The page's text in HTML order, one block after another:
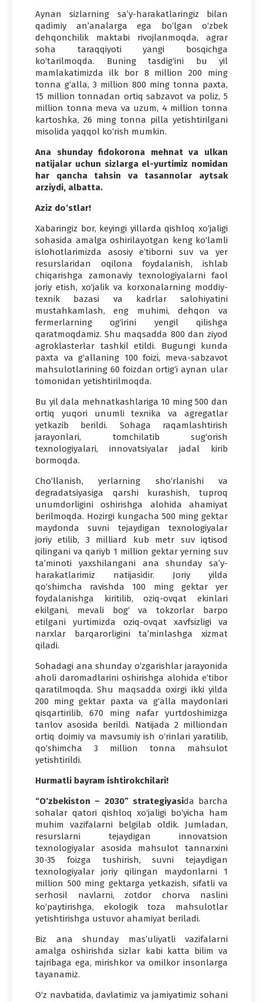
Aynan sizlarning sa’y-harakatlaringiz bilan
qadimiy an’analarga ega bo‘lgan o‘zbek
dehqonchilik maktabi rivojlanmoqda, agrar
soha taraqqiyoti yangi bosqichga
ko‘tarilmoqda. Buning tasdig‘ini bu yil
mamlakatimizda ilk bor 8 million 200 ming
tonna g‘alla, 3 million 800 ming tonna paxta,
15 million tonnadan ortiq sabzavot va poliz, 5
million tonna meva va uzum, 4 million tonna
kartoshka, 26 ming tonna pilla yetishtirilgani
misolida yaqqol ko‘rish mumkin.
Ana shunday fidokorona mehnat va ulkan
natijalar uchun sizlarga el-yurtimiz nomidan
har qancha tahsin va tasannolar aytsak
arziydi, albatta.
Aziz do‘stlar!
Xabaringiz bor, keyingi yillarda qishloq xo‘jaligi
sohasida amalga oshirilayotgan keng ko‘lamli
islohotlarimizda asosiy e’tiborni suv va yer
resurslaridan oqilona foydalanish, ishlab
chiqarishga zamonaviy texnologiyalarni faol
joriy etish, xo‘jalik va korxonalarning moddiy-
texnik bazasi va kadrlar salohiyatini
mustahkamlash, eng muhimi, dehqon va
fermerlarning og‘irini yengil qilishga
qaratmoqdamiz. Shu maqsadda 800 dan ziyod
agroklasterlar tashkil etildi. Bugungi kunda
paxta va g‘allaning 100 foizi, meva-sabzavot
mahsulotlarining 60 foizdan ortig‘i aynan ular
tomonidan yetishtirilmoqda.
Bu yil dala mehnatkashlariga 10 ming 500 dan
ortiq yuqori unumli texnika va agregatlar
yetkazib berildi. Sohaga raqamlashtirish
jarayonlari, tomchilatib sug‘orish
texnologiyalari, innovatsiyalar jadal kirib
bormoqda.
Cho‘llanish, yerlarning sho‘rlanishi va
degradatsiyasiga qarshi kurashish, tuproq
unumdorligini oshirishga alohida ahamiyat
berilmoqda. Hozirgi kungacha 500 ming gektar
maydonda suvni tejaydigan texnologiyalar
joriy etilib, 3 milliard kub metr suv iqtisod
qilingani va qariyb 1 million gektar yerning suv
ta’minoti yaxshilangani ana shunday sa’y-
harakatlarimiz natijasidir. Joriy yilda
qo‘shimcha ravishda 100 ming gektar yer
foydalanishga kiritilib, oziq-ovqat ekinlari
ekilgani, mevali bog‘ va tokzorlar barpo
etilgani yurtimizda oziq-ovqat xavfsizligi va
narxlar barqarorligini ta’minlashga xizmat
qiladi.
Sohadagi ana shunday o‘zgarishlar jarayonida
aholi daromadlarini oshirishga alohida e’tibor
qaratilmoqda. Shu maqsadda oxirgi ikki yilda
200 ming gektar paxta va g‘alla maydonlari
qisqartirilib, 670 ming nafar yurtdoshimizga
tanlov asosida berildi. Natijada 2 milliondan
ortiq doimiy va mavsumiy ish o‘rinlari yaratilib,
qo‘shimcha 3 million tonna mahsulot
yetishtirildi.
Hurmatli bayram ishtirokchilari!
“O‘zbekiston – 2030” strategiyasida barcha
sohalar qatori qishloq xo‘jaligi bo‘yicha ham
muhim vazifalarni belgilab oldik. Jumladan,
resurslarni tejaydigan innovatsion
texnologiyalar asosida mahsulot tannarxini
30-35 foizga tushirish, suvni tejaydigan
texnologiyalar joriy qilingan maydonlarni 1
million 500 ming gektarga yetkazish, sifatli va
serhosil navlarni, zotdor chorva naslini
ko‘paytirishga, ekologik toza mahsulotlar
yetishtirishga ustuvor ahamiyat beriladi.
Biz ana shunday mas’uliyatli vazifalarni
amalga oshirishda sizlar kabi katta bilim va
tajribaga ega, mirishkor va omilkor insonlarga
tayanamiz.
O‘z navbatida, davlatimiz va jamiyatimiz sohani